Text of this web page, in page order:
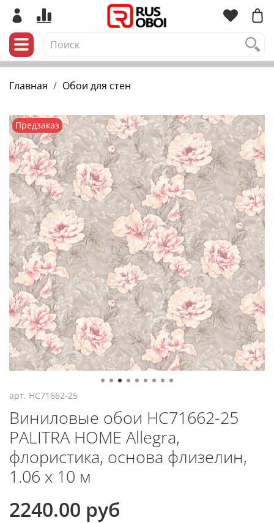
Главная Обои для стен
Предзаказ
арт. HC71662-25
Виниловые обои HC71662-25
PALITRA HOME Allegra,
флористика, основа флизелин,
1.06 х 10 м
2240.00 руб